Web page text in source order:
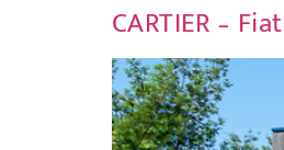
CARTIER –